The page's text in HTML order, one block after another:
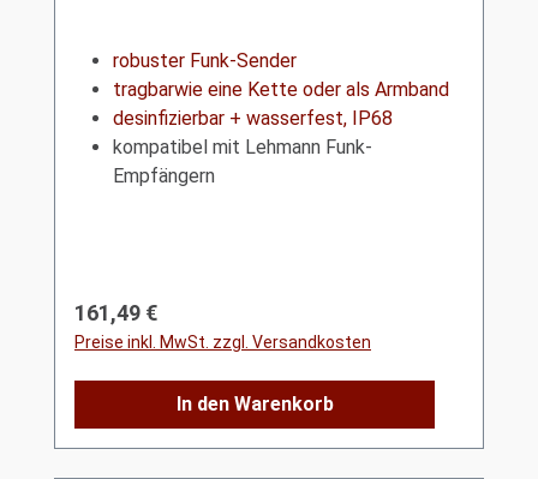
robuster Funk-Sender
tragbarwie eine Kette oder als Armband
desinfizierbar + wasserfest, IP68
kompatibel mit Lehmann Funk-
Empfängern
Regulärer Preis:
161,49 €
Preise inkl. MwSt. zzgl. Versandkosten
In den Warenkorb